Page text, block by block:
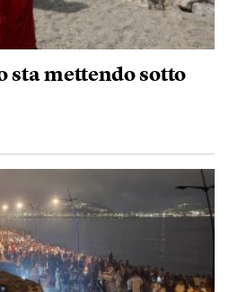
sta mettendo sotto